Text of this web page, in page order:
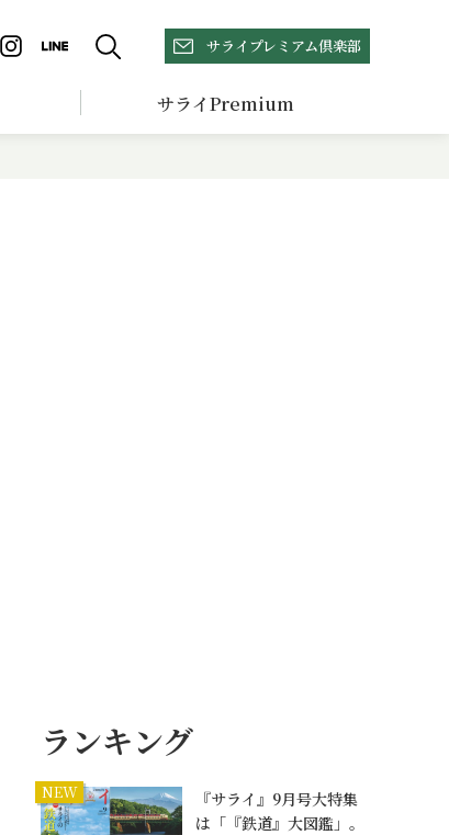
サライプレミアム倶楽部
サライPremium
ランキング
NEW
『サライ』9月号大特集
は「『鉄道』大図鑑」。